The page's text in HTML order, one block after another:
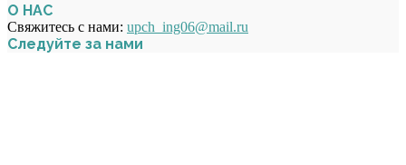
О НАС
Свяжитесь с нами: upch_ing06@mail.ru
Следуйте за нами